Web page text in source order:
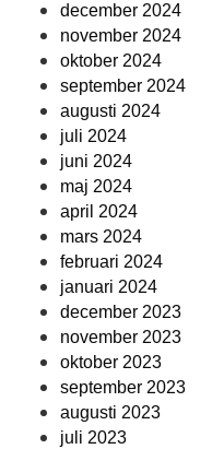
december 2024
november 2024
oktober 2024
september 2024
augusti 2024
juli 2024
juni 2024
maj 2024
april 2024
mars 2024
februari 2024
januari 2024
december 2023
november 2023
oktober 2023
september 2023
augusti 2023
juli 2023